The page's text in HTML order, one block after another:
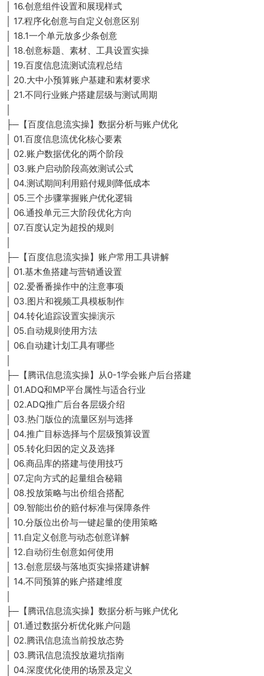
│ 16.创意组件设置和展现样式
│ 17.程序化创意与自定义创意区别
│ 18.1一个单元放多少条创意
│ 18.创意标题、素材、工具设置实操
│ 19.百度信息流测试流程总结
│ 20.大中小预算账户基建和素材要求
│ 21.不同行业账户搭建层级与测试周期
├─【百度信息流实操】数据分析与账户优化
│ 01.百度信息流优化核心要素
│ 02.账户数据优化的两个阶段
│ 03.账户启动阶段高效测试公式
│ 04.测试期间利用赔付规则降低成本
│ 05.三个步骤掌握账户优化逻辑
│ 06.通投单元三大阶段优化方向
│ 07.百度认定为超投的规则
├─【百度信息流实操】账户常用工具讲解
│ 01.基木鱼搭建与营销通设置
│ 02.爱番番操作中的注意事项
│ 03.图片和视频工具模板制作
│ 04.转化追踪设置实操演示
│ 05.自动规则使用方法
│ 06.自动建计划工具有哪些
├─【腾讯信息流实操】从0-1学会账户后台搭建
│ 01.ADQ和MP平台属性与适合行业
│ 02.ADQ推广后台各层级介绍
│ 03.热门版位的流量区别与选择
│ 04.推广目标选择与个层级预算设置
│ 05.转化归因的定义及选择
│ 06.商品库的搭建与使用技巧
│ 07.定向方式的起量组合秘籍
│ 08.投放策略与出价组合搭配
│ 09.智能出价的赔付标准与保障条件
│ 10.分版位出价与一键起量的使用策略
│ 11.自定义创意与动态创意详解
│ 12.自动衍生创意如何使用
│ 13.创意层级与落地页实操搭建讲解
│ 14.不同预算的账户搭建维度
├─【腾讯信息流实操】数据分析与账户优化
│ 01.通过数据分析优化账户问题
│ 02.腾讯信息流当前投放态势
│ 03.腾讯信息流投放避坑指南
│ 04.深度优化使用的场景及定义